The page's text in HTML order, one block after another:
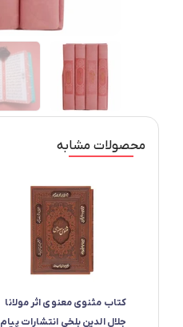
محصولات مشابه
کتاب مثنوی معنوی اثر مولانا
جلال الدین بلخی انتشارات پیام